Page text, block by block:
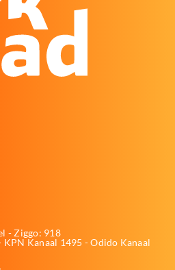
- Ziggo: 918
KPN Kanaal 1495 - Odido Kanaal